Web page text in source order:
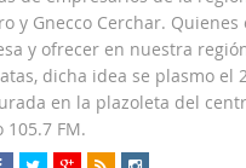
y Gnecco Cerchar.
y ofrecer en nuestra
dicha idea se plasmo el
en la plazoleta del
105.7 FM.